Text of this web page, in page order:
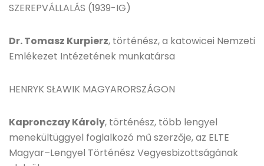
SZEREPVÁLLALÁS (1939-IG)
Dr. Tomasz Kurpierz, történész, a katowicei Nemzeti
Emlékezet Intézetének munkatársa
HENRYK SŁAWIK MAGYARORSZÁGON
Kapronczay Károly, történész, több lengyel
menekültüggyel foglalkozó mű szerzője, az ELTE
Magyar–Lengyel Történész Vegyesbizottságának